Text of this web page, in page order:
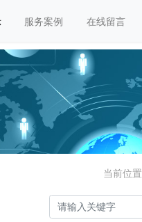
服务案例 在线留言
当前位置